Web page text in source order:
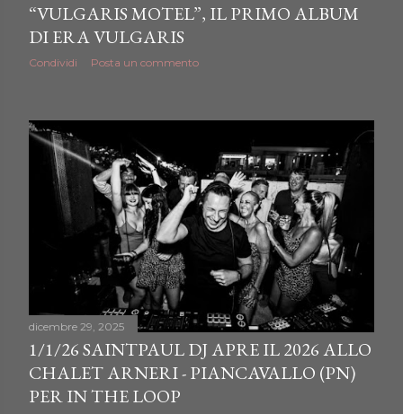
“VULGARIS MOTEL”, IL PRIMO ALBUM
DI ERA VULGARIS
Condividi Posta un commento
dicembre 29, 2025
1/1/26 SAINTPAUL DJ APRE IL 2026 ALLO
CHALET ARNERI - PIANCAVALLO (PN)
PER IN THE LOOP